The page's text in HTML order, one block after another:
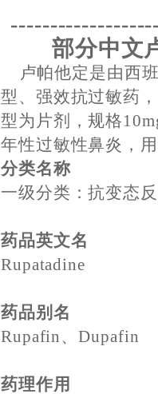
部分中文
卢帕他定是由西
型、强效抗过敏药
型为片剂，规格
年性过敏性鼻炎，
分类名称
一级分类：抗变态
药品英文名
Rupatadine
药品别名
Rupafin、Dupafin
药理作用